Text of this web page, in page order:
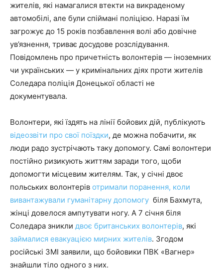
жителів, які намагалися втекти на викраденому
автомобілі, але були спіймані поліцією. Наразі їм
загрожує до 15 років позбавлення волі або довічне
ув’язнення, триває досудове розслідування.
Повідомлень про причетність волонтерів — іноземних
чи українських — у кримінальних діях проти жителів
Соледара поліція Донецької області не
документувала.
Волонтери, які їздять на лінії бойових дій, публікують
відеозвіти про свої поїздки, де можна побачити, як
люди радо зустрічають таку допомогу. Самі волонтери
постійно ризикують життям заради того, щоби
допомогти місцевим жителям. Так, у січні двоє
польських волонтерів отримали поранення, коли
вивантажували гуманітарну допомогу біля Бахмута,
жінці довелося ампутувати ногу. А 7 січня біля
Соледара зникли двоє британських волонтерів, які
займалися евакуацією мирних жителів. Згодом
російські ЗМІ заявили, що бойовики ПВК «Вагнер»
знайшли тіло одного з них.